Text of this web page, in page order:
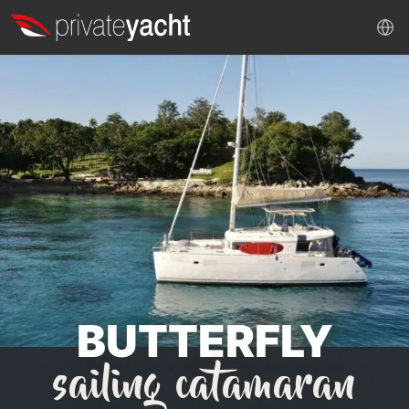
BUTTERFLY
sailing catamaran